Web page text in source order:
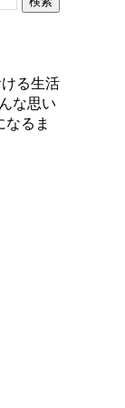
る生活
な思い
るま